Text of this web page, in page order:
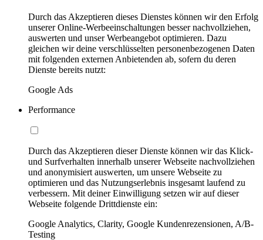
Durch das Akzeptieren dieses Dienstes können wir den Erfolg
unserer Online-Werbeeinschaltungen besser nachvollziehen,
auswerten und unser Werbeangebot optimieren. Dazu
gleichen wir deine verschlüsselten personenbezogenen Daten
mit folgenden externen Anbietenden ab, sofern du deren
Dienste bereits nutzt:
Google Ads
Performance
Durch das Akzeptieren dieser Dienste können wir das Klick-
und Surfverhalten innerhalb unserer Webseite nachvollziehen
und anonymisiert auswerten, um unsere Webseite zu
optimieren und das Nutzungserlebnis insgesamt laufend zu
verbessern. Mit deiner Einwilligung setzen wir auf dieser
Webseite folgende Drittdienste ein:
Google Analytics, Clarity, Google Kundenrezensionen, A/B-
Testing